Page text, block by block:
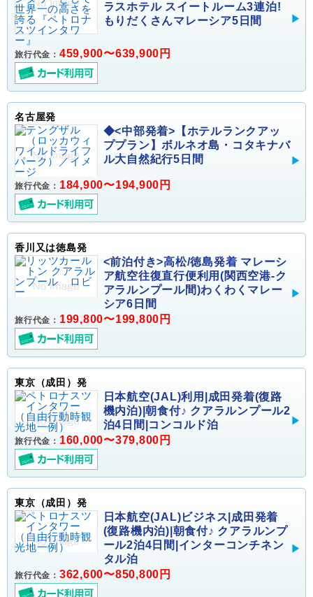
ラスホテル スイートルーム3連泊!
もりだくさんマレーシア5日間
旅行代金： 459,900〜639,900円
名古屋発
◆<中部発着>【ホテルランクアッ
ププラン】ボルネオ島・コタキナバ
ル大自然紀行5日間
旅行代金： 184,900〜194,900円
香川又は徳島発
<前泊付き>高松/徳島発着 マレーシ
ア航空往復直行便利用(関西空港-ク
アラルンプール間)わくわくマレー
シア6日間
旅行代金： 199,800〜199,800円
東京（成田）発
日本航空(JAL)利用|成田発着(復路
機内泊)|朝食付♪ クアラルンプール2
泊4日間|コンコルド泊
旅行代金： 160,000〜379,800円
東京（成田）発
日本航空(JAL)ビジネス|成田発着
(復路機内泊)|朝食付♪ クアラルンプ
ール2泊4日間|インターコンチネン
タル泊
旅行代金： 362,600〜850,800円